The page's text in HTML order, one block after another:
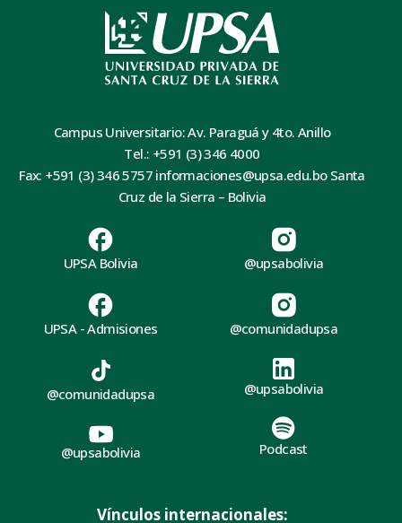
Campus Universitario: Av. Paraguá y 4to. Anillo
Tel.: +591 (3) 346 4000
Fax: +591 (3) 346 5757 informaciones@upsa.edu.bo Santa
Cruz de la Sierra – Bolivia
UPSA Bolivia
UPSA - Admisiones
@upsabolivia
@comunidadupsa
@comunidadupsa
@upsabolivia
@upsabolivia
Podcast
Vínculos internacionales: